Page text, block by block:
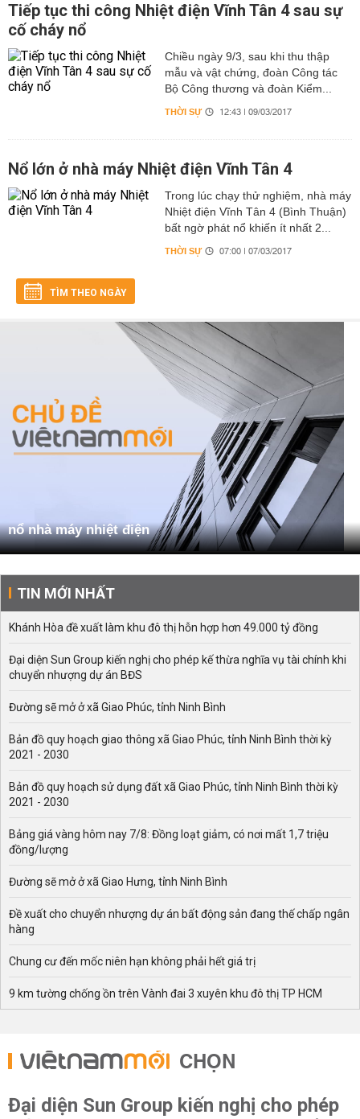
Tiếp tục thi công Nhiệt điện Vĩnh Tân 4 sau sự
cố cháy nổ
Chiều ngày 9/3, sau khi thu thập
mẫu và vật chứng, đoàn Công tác
Bộ Công thương và đoàn Kiểm...
THỜI SỰ 12:43 | 09/03/2017
Nổ lớn ở nhà máy Nhiệt điện Vĩnh Tân 4
Trong lúc chạy thử nghiệm, nhà máy
Nhiệt điện Vĩnh Tân 4 (Bình Thuận)
bất ngờ phát nổ khiến ít nhất 2...
THỜI SỰ 07:00 | 07/03/2017
TÌM THEO NGÀY
nổ nhà máy nhiệt điện
TIN MỚI NHẤT
Khánh Hòa đề xuất làm khu đô thị hỗn hợp hơn 49.000 tỷ đồng
Đại diện Sun Group kiến nghị cho phép kế thừa nghĩa vụ tài chính khi
chuyển nhượng dự án BĐS
Đường sẽ mở ở xã Giao Phúc, tỉnh Ninh Bình
Bản đồ quy hoạch giao thông xã Giao Phúc, tỉnh Ninh Bình thời kỳ
2021 - 2030
Bản đồ quy hoạch sử dụng đất xã Giao Phúc, tỉnh Ninh Bình thời kỳ
2021 - 2030
Bảng giá vàng hôm nay 7/8: Đồng loạt giảm, có nơi mất 1,7 triệu
đồng/lượng
Đường sẽ mở ở xã Giao Hưng, tỉnh Ninh Bình
Đề xuất cho chuyển nhượng dự án bất động sản đang thế chấp ngân
hàng
Chung cư đến mốc niên hạn không phải hết giá trị
9 km tường chống ồn trên Vành đai 3 xuyên khu đô thị TP HCM
CHỌN
Đại diện Sun Group kiến nghị cho phép